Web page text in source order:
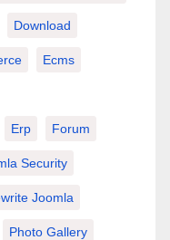
Download
Ecms
Erp Forum
Security
Joomla
Photo Gallery